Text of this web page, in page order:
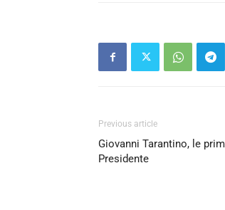
Previous article
Giovanni Tarantino, le
Presidente